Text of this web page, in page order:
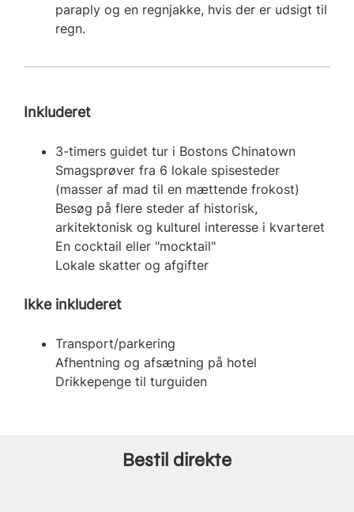
paraply og en regnjakke, hvis der er udsigt til
regn.
Inkluderet
3-timers guidet tur i Bostons Chinatown
Smagsprøver fra 6 lokale spisesteder
(masser af mad til en mættende frokost)
Besøg på flere steder af historisk,
arkitektonisk og kulturel interesse i kvarteret
En cocktail eller "mocktail"
Lokale skatter og afgifter
Ikke inkluderet
Transport/parkering
Afhentning og afsætning på hotel
Drikkepenge til turguiden
Bestil direkte